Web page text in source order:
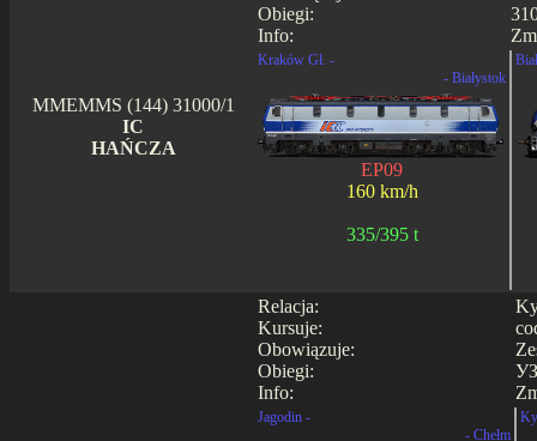
Obiegi:
Info:
MMEMMS (144) 31000/1
IC
HAŃCZA
Kraków Gł. -
- Białystok
EP09
160 km/h
335/395 t
Relacja:
Kursuje:
Obowiązuje:
Obiegi:
Info:
Jagodin -
- Chełm